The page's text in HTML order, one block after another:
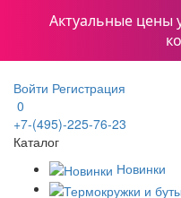
Актуальные цены
Войти Регистрация
0
+7-(495)-225-76-23
Каталог
Новинки